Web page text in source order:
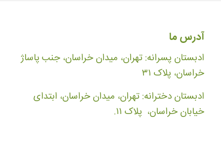
آدرس ما
ادبستان پسرانه: تهران، میدان خراسان، جنب پاساژ
خراسان، پلاک ۳۱
ادبستان دخترانه: تهران، میدان خراسان، ابتدای
خیابان خراسان، پلاک ۱۱.